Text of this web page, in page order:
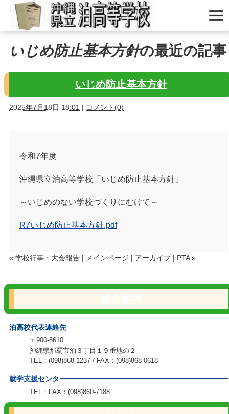
いじめ防止基本方針の最近の記事
いじめ防止基本方針
2025年7月18日 18:01 | コメント(0)
令和7年度
沖縄県立泊高等学校「いじめ防止基本方針」
～いじめのない学校づくりにむけて～
R7いじめ防止基本方針.pdf
« 学校行事・大会報告 | メインページ | アーカイブ | PTA »
泊高校代表連絡先
〒900-8610
沖縄県那覇市泊３丁目１９番地の２
TEL：(098)868-1237 / FAX：(098)868-0618
就学支援センター
TEL・FAX：(098)860-7188